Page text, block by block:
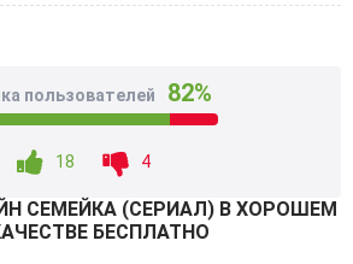
пользователей 82%
18 4
СЕМЕЙКА (СЕРИАЛ) В ХОРОШЕМ
БЕСПЛАТНО